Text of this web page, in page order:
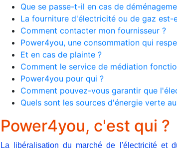
Que se passe-t-il en cas de
La fourniture d'électricité ou de gaz est-
Comment contacter mon fournisseur ?
Power4you, une consommation qui
Et en cas de plainte ?
Comment le service de médiation
Power4you pour qui ?
Comment pouvez-vous garantir que
Quels sont les sources d'énergie verte
Power4you, c'est qui ?
La libéralisation du marché de l'électricité et